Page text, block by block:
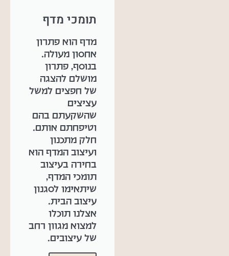
תומכי מדף
מדף הוא פתרון
אחסון מעולה.
בנוסף, פתרון
מושלם להצגה
של חפצים למשל
עציצים
שהשקעתם בהם
וטיפחתם אותם.
חלק מתכנון
ועיצוב המדף הוא
בחירה בעיצוב
תומכי המדף,
שיתאימו לסגנון
עיצוב הבית.
אצלנו תוכלו
למצוא מגוון רחב
של עיצובים.